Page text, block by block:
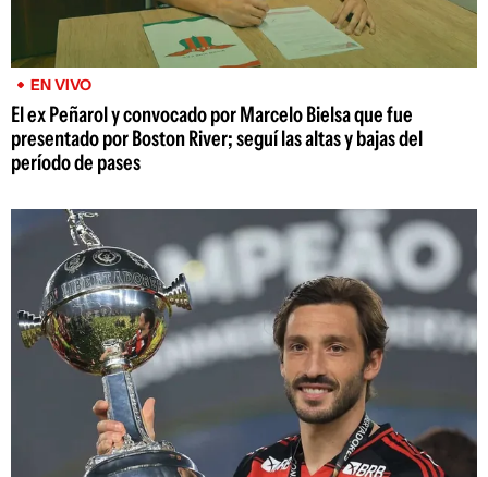
EN VIVO
El ex Peñarol y convocado por Marcelo Bielsa que fue
presentado por Boston River; seguí las altas y bajas del
período de pases